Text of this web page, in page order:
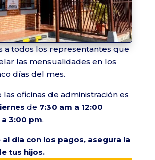
a todos los representantes que
las mensualidades en los
días del mes.
las oficinas de administración es
de 7:30 am a 12:00
a 3:00 pm.
día con los pagos, asegura la
tus hijos.